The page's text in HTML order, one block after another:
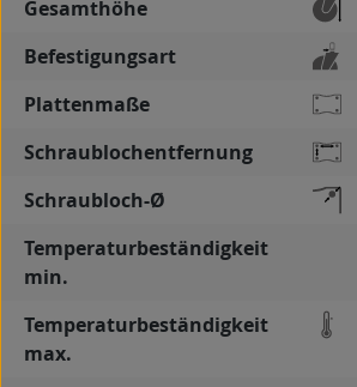
Gesamthöhe
Befestigungsart
Plattenmaße
Schraublochentfernung
Schraubloch-Ø
Temperaturbeständigkeit
min.
Temperaturbeständigkeit
max.